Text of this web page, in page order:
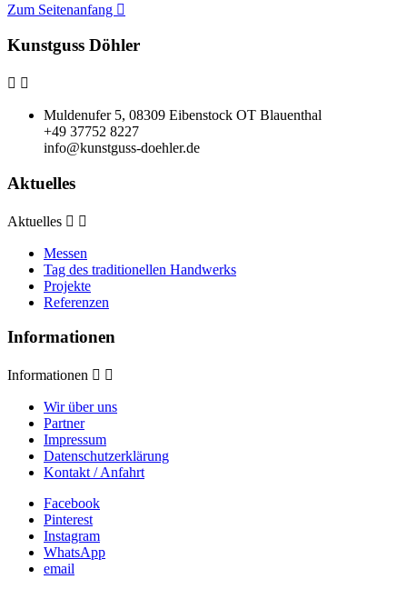
Zum Seitenanfang 
Kunstguss Döhler
 
Muldenufer 5, 08309 Eibenstock OT Blauenthal
+49 37752 8227
info@kunstguss-doehler.de
Aktuelles
Aktuelles  
Messen
Tag des traditionellen Handwerks
Projekte
Referenzen
Informationen
Informationen  
Wir über uns
Partner
Impressum
Datenschutzerklärung
Kontakt / Anfahrt
Facebook
Pinterest
Instagram
WhatsApp
email